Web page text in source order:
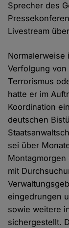
Sprecher des
Livestream
Normalerweise
Verfolgung
Terrorismus
hatte er im
Koordination
deutschen
sei über
mit
eingedrungen
sowie weitere
sichergestellt.